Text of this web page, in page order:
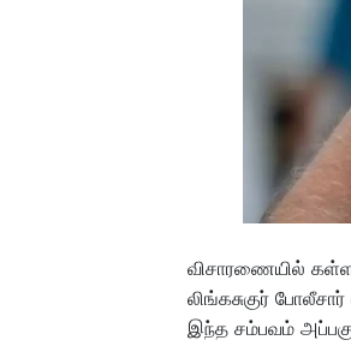
விசாரணையில்
லிங்கசுகுர்
இந்த சம்பவம்